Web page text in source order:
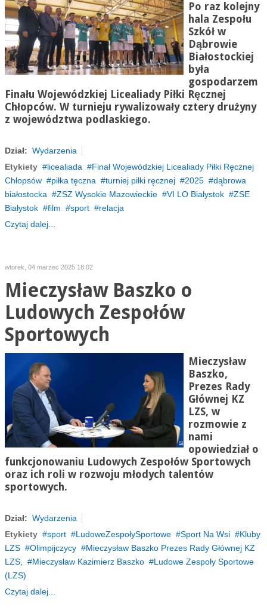
Po raz kolejny
hala Zespołu
Szkół w
Dąbrowie
Białostockiej
była
gospodarzem
Finału Wojewódzkiej Licealiady Piłki Ręcznej
Chłopców. W turnieju rywalizowały cztery drużyny
z województwa podlaskiego.
Dział: Wydarzenia
Etykiety
licealiada
Finał Wojewódzkiej Licealiady Piłki Ręcznej
Chłopsów
piłka tęczna turniej piłki ręcznej 2025
dąbrowa
białostocka
ZSZ Wysokie Mazowieckie VI LO Białystok
ZSE
Białystok
film sport
relacja
Czytaj dalej...
wtorek, 04 marzec 2025 18:02
Mieczysław Baszko o
Ludowych Zespołów
Sportowych
Mieczysław
Baszko,
Prezes Rady
Głównej KZ
LZS, w
rozmowie z
nami
opowiedział o
funkcjonowaniu Ludowych Zespołów Sportowych
oraz ich roli w rozwoju młodych talentów
sportowych.
Dział: Wydarzenia
Etykiety
sport LudoweZespołySportowe Sport Na Wsi
Kluby
LZS
Olimpijczycy
Mieczysław Baszko Prezes Rady Głównej KZ
LZS,
Mieczysław Kazimierz Baszko
Ludowe Zespoły Sportowe
(LZS)
Czytaj dalej...